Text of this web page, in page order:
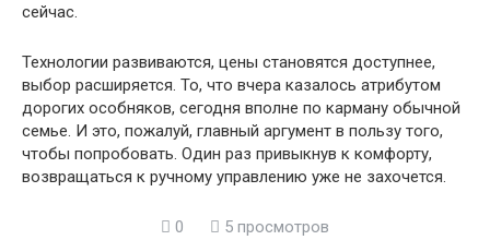
сейчас.
Технологии развиваются, цены становятся доступнее,
выбор расширяется. То, что вчера казалось атрибутом
дорогих особняков, сегодня вполне по карману обычной
семье. И это, пожалуй, главный аргумент в пользу того,
чтобы попробовать. Один раз привыкнув к комфорту,
возвращаться к ручному управлению уже не захочется.
0 5 просмотров